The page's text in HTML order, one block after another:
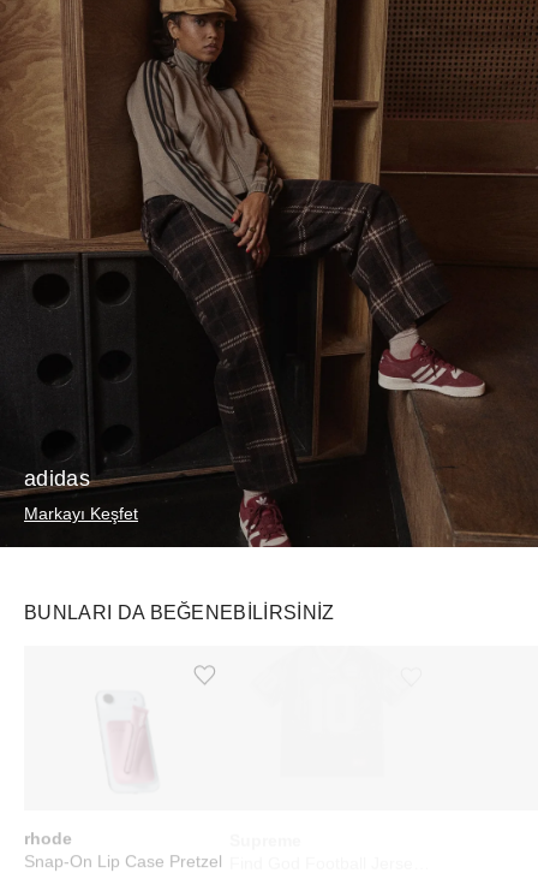
adidas
Markayı Keşfet
BUNLARI DA BEĞENEBILIRSINIZ
rhode
Snap-On Lip Case Pretzel
Ürünü istek listesine ekle veya listeden çıkar